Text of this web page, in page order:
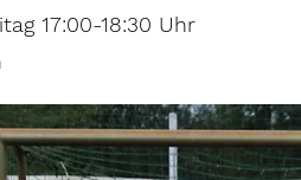
17:00-18:30 Uhr